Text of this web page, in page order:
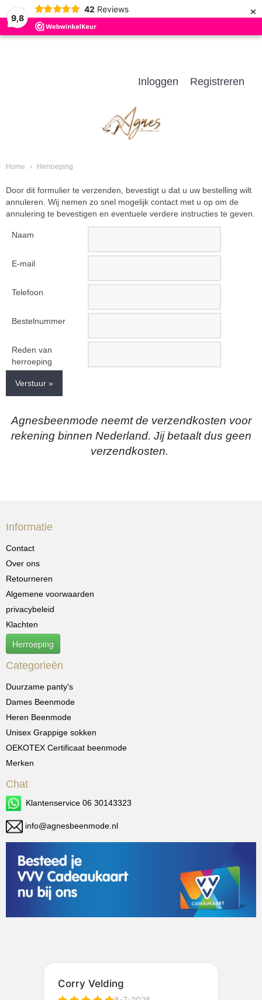
9,8
42 Reviews ×
Inloggen Registreren
Home › Herroeping
Door dit formulier te verzenden, bevestigt u dat u uw bestelling wilt
annuleren. Wij nemen zo snel mogelijk contact met u op om de
annulering te bevestigen en eventuele verdere instructies te geven.
Naam
E-mail
Telefoon
Bestelnummer
Reden van
herroeping
Verstuur »
Agnesbeenmode neemt de verzendkosten voor
rekening binnen Nederland. Jij betaalt dus geen
verzendkosten.
Informatie
Contact
Over ons
Retourneren
Algemene voorwaarden
privacybeleid
Klachten
Herroeping
Categorieën
Duurzame panty's
Dames Beenmode
Heren Beenmode
Unisex Grappige sokken
OEKOTEX Certificaat beenmode
Merken
Chat
Klantenservice 06 30143323
info@agnesbeenmode.nl